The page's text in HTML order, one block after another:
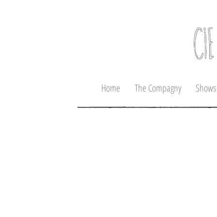
Home The Compagny Shows